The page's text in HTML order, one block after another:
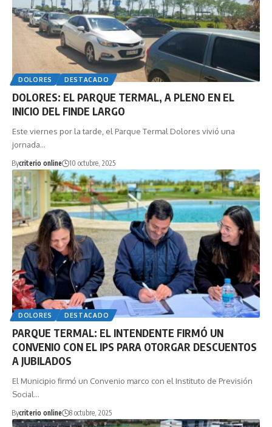
DOLORES DESTACADO
DOLORES: EL PARQUE TERMAL, A PLENO EN EL
INICIO DEL FINDE LARGO
Este viernes por la tarde, el Parque Termal Dolores vivió una
jornada…
Bycriterio online 10 octubre, 2025
DOLORES DESTACADO
PARQUE TERMAL: EL INTENDENTE FIRMÓ UN
CONVENIO CON EL IPS PARA OTORGAR DESCUENTOS
A JUBILADOS
El Municipio firmó un Convenio marco con el Instituto de Previsión
Social…
Bycriterio online 8 octubre, 2025